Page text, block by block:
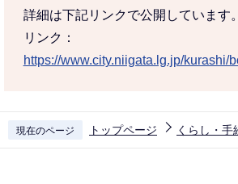
詳細は下記リンクで公開しています。
リンク：
https://www.city.niigata.lg.jp/kurashi/
現在のページ トップページ くらし・手